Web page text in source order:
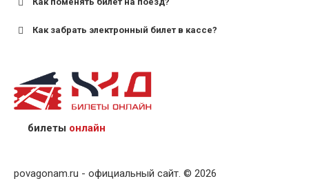
Как забрать электронный билет в кассе?
назвав кассиру 14-значный номер заказа;
предъявив удостоверение личности пассажира, на
кого оформлен билет.
билеты онлайн
povagonam.ru - официальный сайт. © 2026